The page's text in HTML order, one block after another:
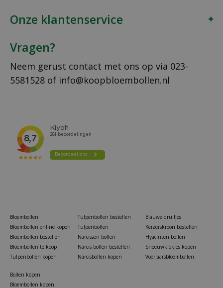
Onze klantenservice
Vragen?
Neem gerust contact met ons op via 023-
5581528 of info@koopbloembollen.nl
Bloembollen
Bloembollen online kopen
Bloembollen bestellen
Bloembollen te koop
Tulpenbollen kopen
Tulpenbollen bestellen
Tulpenbollen
Narcissen bollen
Narcis bollen bestellen
Narcisbollen kopen
Blauwe druifjes
Keizerskroon bestellen
Hyacinten bollen
Sneeuwklokjes kopen
Voorjaarsbloembollen
Bollen kopen
Bloembollen kopen